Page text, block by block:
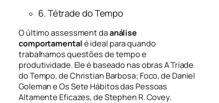
6. Tétrade do Tempo
O último assessment daanálise
comportamentalé ideal para quando
trabalhamos questões de tempo e
produtividade. Ele é baseado nas obras A Tríade
do Tempo, de Christian Barbosa; Foco, de Daniel
Goleman e Os Sete Hábitos das Pessoas
Altamente Eficazes, de Stephen R. Covey.